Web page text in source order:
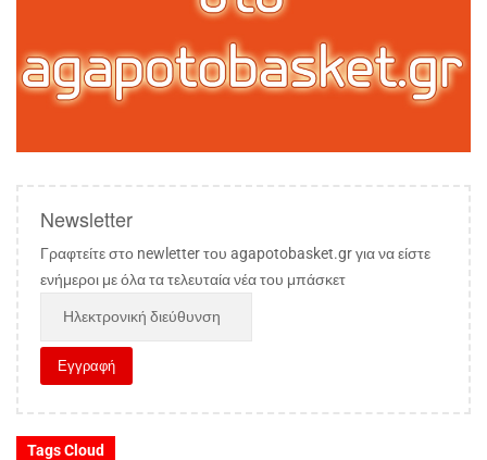
Newsletter
Γραφτείτε στο newletter του agapotobasket.gr για να είστε
ενήμεροι με όλα τα τελευταία νέα του μπάσκετ
Tags Cloud